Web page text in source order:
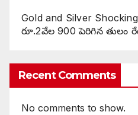
Gold and Silver
రూ.2వేల 900 పెరిగిన తులం
Recent Comments
No comments to show.